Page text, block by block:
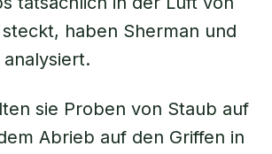
haben Sherman und
sie Proben von Staub auf
Abrieb auf den Griffen in